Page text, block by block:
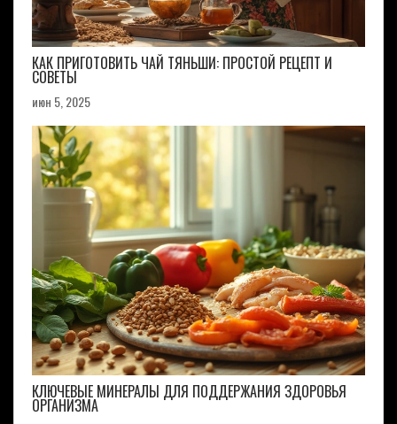
КАК ПРИГОТОВИТЬ ЧАЙ ТЯНЬШИ: ПРОСТОЙ РЕЦЕПТ И
СОВЕТЫ
июн 5, 2025
КЛЮЧЕВЫЕ МИНЕРАЛЫ ДЛЯ ПОДДЕРЖАНИЯ ЗДОРОВЬЯ
ОРГАНИЗМА